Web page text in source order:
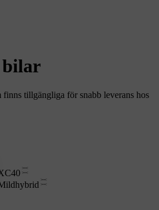
bilar
tillgängliga för snabb leverans hos